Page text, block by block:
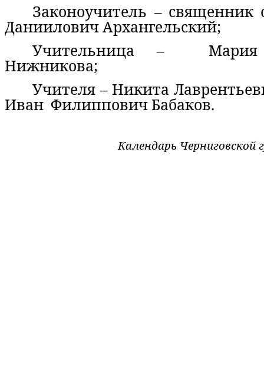
Законоучитель –
Даниилович Архангельский;
Учительница – Мария
Нижникова;
Учителя – Никита
Иван Филиппович Бабаков.
Календарь Черниговской